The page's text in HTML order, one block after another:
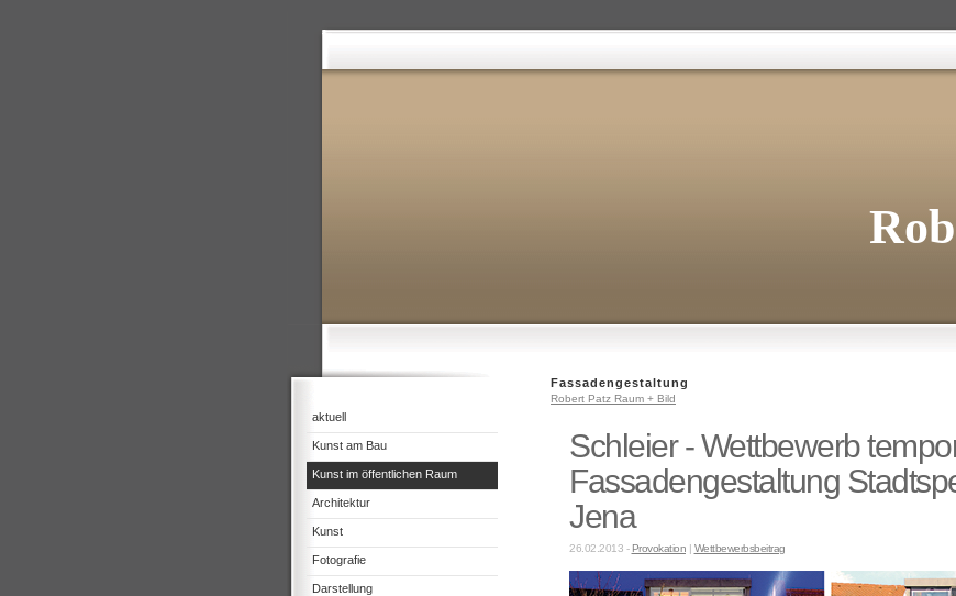
aktuell
Kunst am Bau
Kunst im öffentlichen Raum
Architektur
Kunst
Fotografie
Darstellung
Fassadengestaltung
Robert Patz Raum + Bild
Schleier - Wettbewerb
Fassadengestaltung
Jena
26.02.2013 - Provokation | Wettbewerbsbeitrag